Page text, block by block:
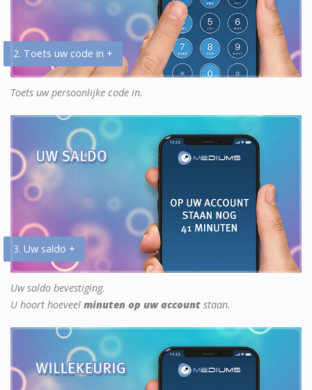
2. Toets uw code in +
Toets uw persoonlijke code in.
3. Uw saldo +
Uw saldo bevestiging.
U hoort hoeveel minuten op uw account staan.